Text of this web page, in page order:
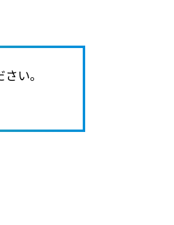
い。